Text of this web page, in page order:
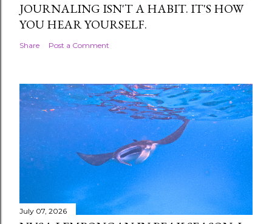
JOURNALING ISN'T A HABIT. IT'S HOW
YOU HEAR YOURSELF.
Share Post a Comment
July 07, 2026